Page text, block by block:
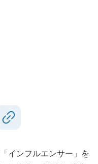
インフルエンサー」を